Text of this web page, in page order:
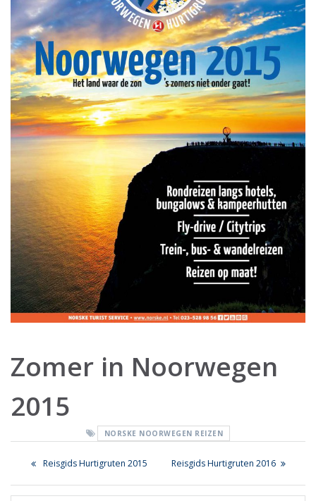
Zomer in Noorwegen
2015
NORSKE NOORWEGEN REIZEN
Bericht
navigatie
Previous
Reisgids Hurtigruten 2015
Next
Reisgids Hurtigruten 2016